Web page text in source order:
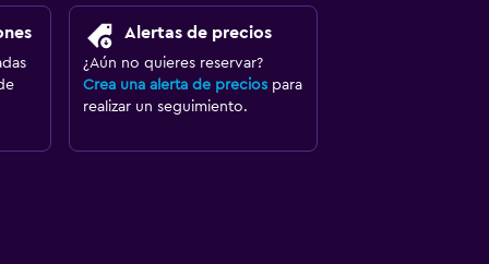
Alertas de precios
¿Aún no quieres reservar?
Crea una alerta de preciospara
realizar un seguimiento.